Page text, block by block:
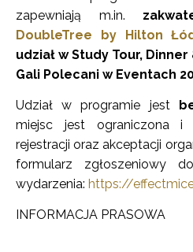
zapewniają m.in.
DoubleTree by Hilton
udział w Study Tour,
Gali Polecani w Eventach
Udział w programie jest
miejsc jest ograniczona i
rejestracji oraz akceptacji
formularz zgłoszeniowy
wydarzenia: https://
INFORMACJA PRASOWA